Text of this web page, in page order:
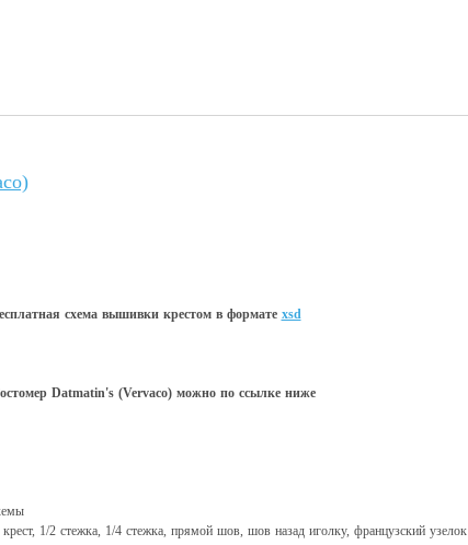
схема вышивки крестом в форматe xsd
Datmatin's (Vervaco) можно по ссылке ниже
1/2 стежка, 1/4 стежка, прямой шов, шов назад иголку, французский узелок